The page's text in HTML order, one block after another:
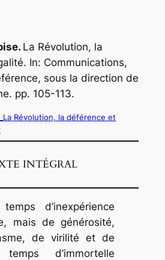
La Révolution, la
In: Communications,
sous la direction de
pp. 105-113.
Révolution, la déférence et
INTÉGRAL
d’inexpérience
mais de générosité,
de virilité et de
temps d’immortelle